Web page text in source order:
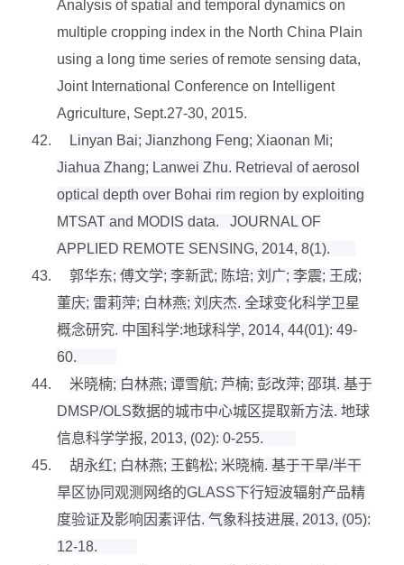
Analysis of spatial and temporal dynamics on
multiple cropping index in the North China Plain
using a long time series of remote sensing data,
Joint International Conference on Intelligent
Agriculture, Sept.27-30, 2015.
42.
Linyan Bai; Jianzhong Feng; Xiaonan Mi;
Jiahua Zhang; Lanwei Zhu. Retrieval of aerosol
optical depth over Bohai rim region by exploiting
MTSAT and MODIS data. JOURNAL OF
APPLIED REMOTE SENSING, 2014, 8(1).
43.
郭华东; 傅文学; 李新武; 陈培; 刘广; 李震; 王成;
董庆; 雷莉萍; 白林燕;刘庆杰.全球变化科学卫星
概念研究. 中国科学:地球科学, 2014, 44(01): 49-
60.
44.
米晓楠; 白林燕; 谭雪航; 芦楠; 彭改萍; 邵琪. 基于
DMSP/OLS数据的城市中心城区提取新方法.地球
信息科学学报, 2013, (02): 0-255.
45.
胡永红; 白林燕; 王鹤松; 米晓楠. 基于干旱/半干
旱区协同观测网络的GLASS下行短波辐射产品精
度验证及影响因素评估.气象科技进展, 2013, (05):
12-18.